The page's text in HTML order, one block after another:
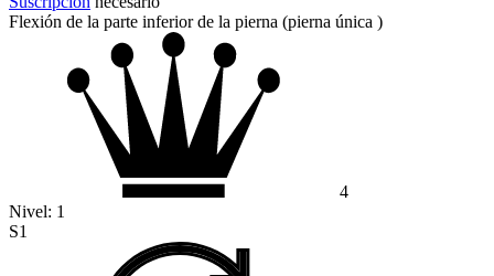
Flexión de la parte inferior de la pierna (pierna única )
4
Nivel: 1
S1